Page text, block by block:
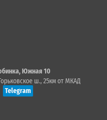
Южная 10
ш., 25км от МКАД
Telegram